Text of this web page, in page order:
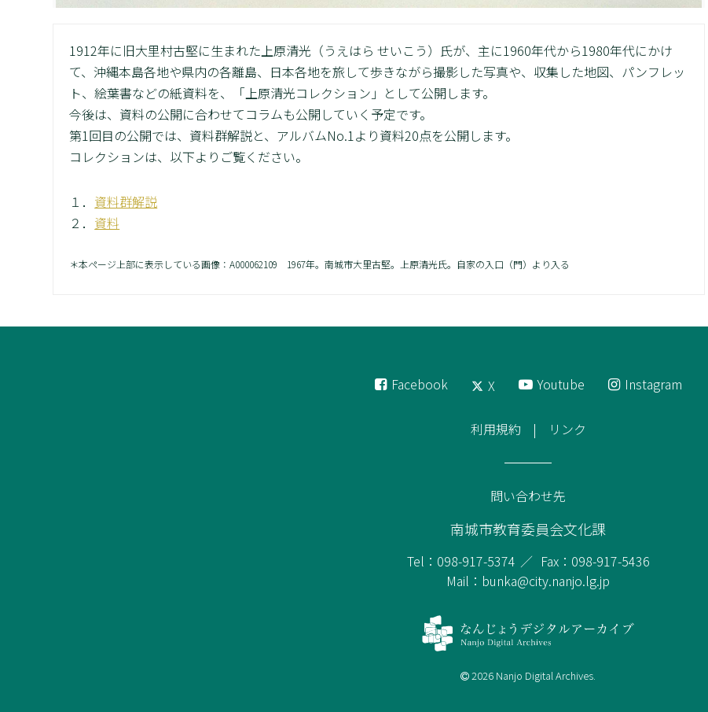
1912年に旧大里村古堅に生まれた上原清光（うえはら せいこう）氏が、主に1960年代から1980年代にかけ
て、沖縄本島各地や県内の各離島、日本各地を旅して歩きながら撮影した写真や、収集した地図、パンフレッ
ト、絵葉書などの紙資料を、「上原清光コレクション」として公開します。
今後は、資料の公開に合わせてコラムも公開していく予定です。
第1回目の公開では、資料群解説と、アルバムNo.1より資料20点を公開します。
コレクションは、以下よりご覧ください。
１． 資料群解説
２． 資料
＊本ページ上部に表示している画像：A000062109 1967年。南城市大里古堅。上原清光氏。自家の入口（門）より入る
Facebook X Youtube Instagram
利用規約 リンク
問い合わせ先
南城市教育委員会文化課
Tel：098-917-5374
Fax：098-917-5436
Mail：bunka@city.nanjo.lg.jp
2026 Nanjo Digital Archives.